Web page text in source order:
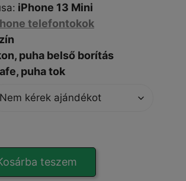
: iPhone 13 Mini
telefontokok
puha belső borítás
puha tok
teszem